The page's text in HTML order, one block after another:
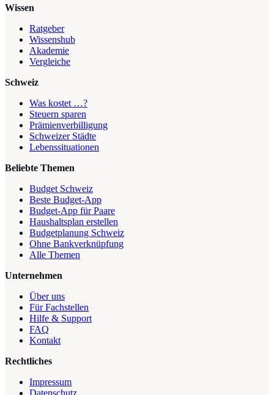
Wissen
Ratgeber
Wissenshub
Akademie
Vergleiche
Schweiz
Was kostet …?
Steuern sparen
Prämienverbilligung
Schweizer Städte
Lebenssituationen
Beliebte Themen
Budget Schweiz
Beste Budget-App
Budget-App für Paare
Haushaltsplan erstellen
Budgetplanung Schweiz
Ohne Bankverknüpfung
Alle Themen
Unternehmen
Über uns
Für Fachstellen
Hilfe & Support
FAQ
Kontakt
Rechtliches
Impressum
Datenschutz